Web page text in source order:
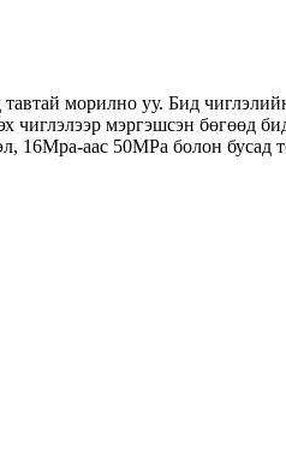
морилно уу. Бид
чиглэлээр мэргэшсэн
аас 50MPa болон бусад